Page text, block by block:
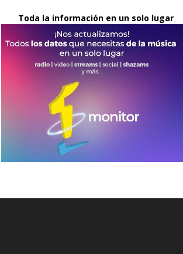
Toda la información en un solo lugar